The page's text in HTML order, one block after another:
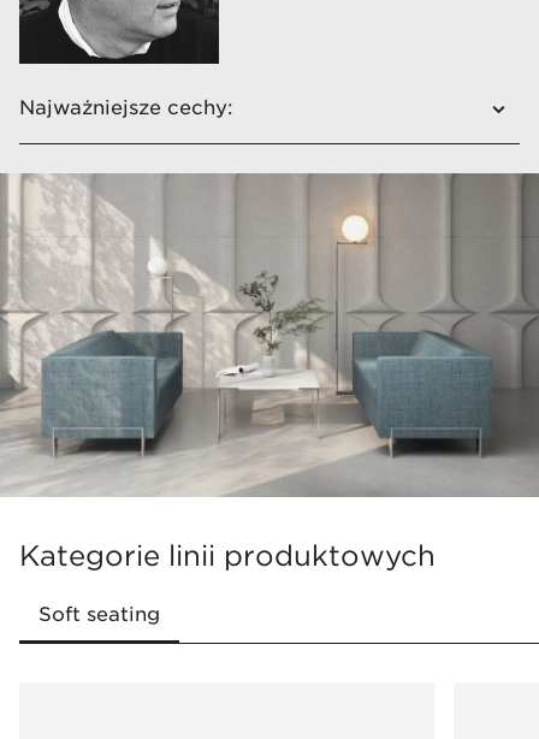
Najważniejsze cechy:
​​​​​Dzięki prostej formie ​doskonale komponuje
się w każdym wnętrzu​
Posiada wygodne ​i szerokie siedzisko
Uzupełnieniem linii jest stolik
Kategorie linii produktowych